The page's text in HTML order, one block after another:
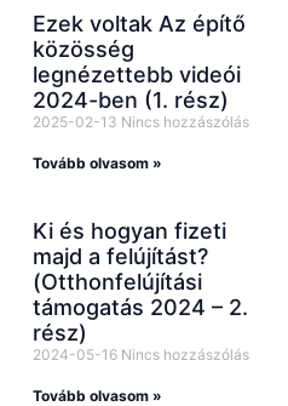
Ezek voltak Az építő
közösség
legnézettebb videói
2024-ben (1. rész)
2025-02-13 Nincs hozzászólás
Tovább olvasom »
Ki és hogyan fizeti
majd a felújítást?
(Otthonfelújítási
támogatás 2024 – 2.
rész)
2024-05-16 Nincs hozzászólás
Tovább olvasom »